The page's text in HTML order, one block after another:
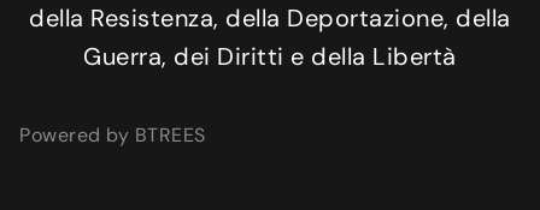
della Resistenza, della Deportazione, della
Guerra, dei Diritti e della Libertà
Powered by BTREES